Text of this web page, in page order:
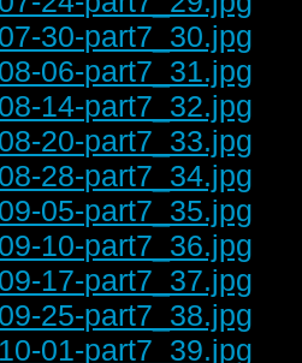
30-part7_30.jpg
06-part7_31.jpg
14-part7_32.jpg
20-part7_33.jpg
28-part7_34.jpg
05-part7_35.jpg
10-part7_36.jpg
17-part7_37.jpg
25-part7_38.jpg
01-part7_39.jpg